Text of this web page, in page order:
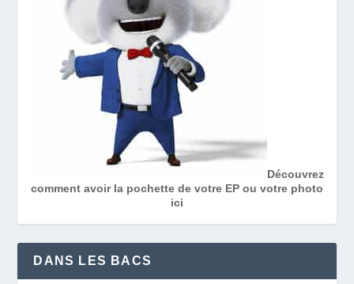
Découvrez
comment avoir la pochette de votre EP ou votre photo
ici
DANS LES BACS